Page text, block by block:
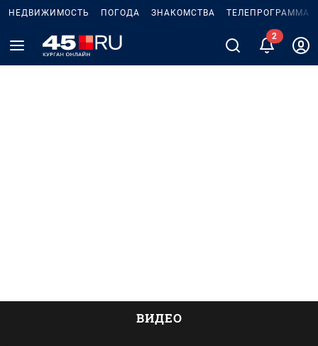
НЕДВИЖИМОСТЬ ПОГОДА ЗНАКОМСТВА ТЕЛЕПРОГРАММА
ВИДЕО